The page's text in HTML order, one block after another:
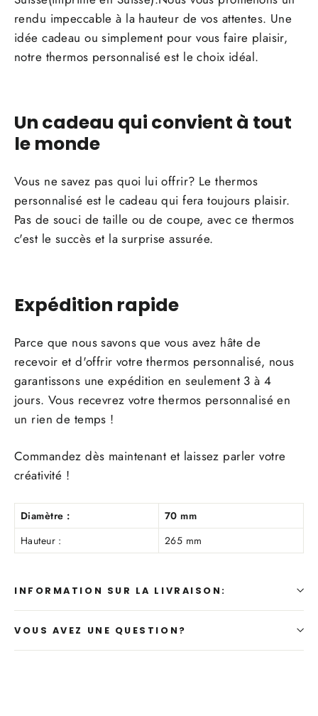
rendu impeccable à la hauteur de vos attentes. Une
idée cadeau ou simplement pour vous faire plaisir,
notre thermos personnalisé est le choix idéal.
Un cadeau qui convient à tout
le monde
Vous ne savez pas quoi lui offrir? Le thermos
personnalisé est le cadeau qui fera toujours plaisir.
Pas de souci de taille ou de coupe, avec ce thermos
c'est le succès et la surprise assurée.
Expédition rapide
Parce que nous savons que vous avez hâte de
recevoir et d'offrir votre thermos personnalisé, nous
garantissons une expédition en seulement 3 à 4
jours. Vous recevrez votre thermos personnalisé en
un rien de temps !
Commandez dès maintenant et laissez parler votre
créativité !
Diamètre :
70 mm
Hauteur :
265 mm
INFORMATION SUR LA LIVRAISON:
VOUS AVEZ UNE QUESTION?